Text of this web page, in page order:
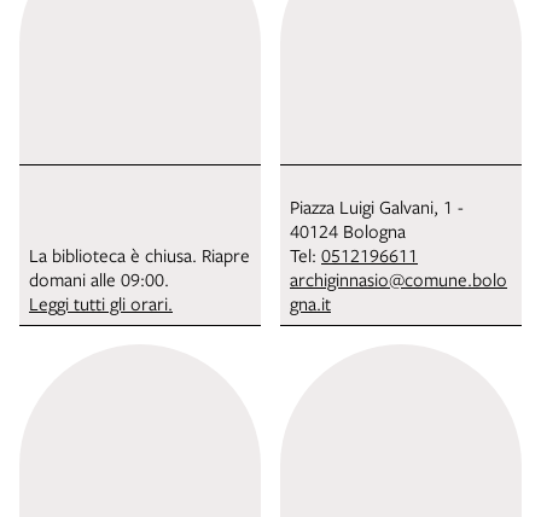
La biblioteca è chiusa. Riapre
domani alle 09:00.
Leggi tutti gli orari.
Piazza Luigi Galvani, 1 -
40124 Bologna
Tel: 0512196611
archiginnasio@comune.bolo
gna.it